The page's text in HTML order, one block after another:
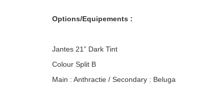
Options/Equipements :
Jantes 21” Dark Tint
Colour Split B
Main : Anthractie / Secondary : Beluga